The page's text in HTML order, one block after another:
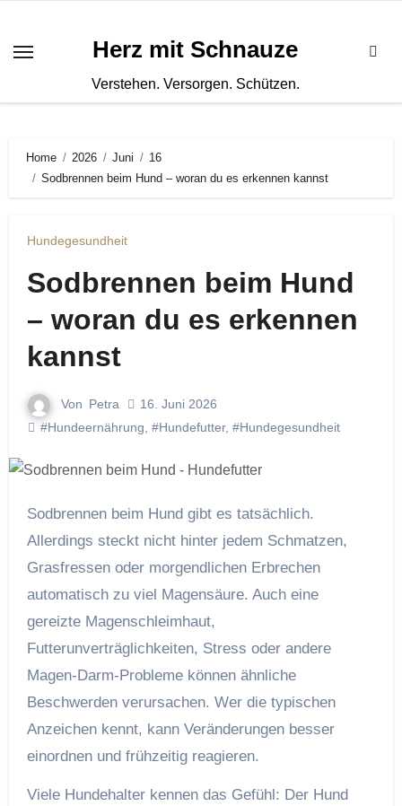
springen
Herz mit Schnauze
Verstehen. Versorgen. Schützen.
Home 2026 Juni
16
Sodbrennen beim Hund – woran du es erkennen kannst
Hundegesundheit
Sodbrennen beim Hund
– woran du es erkennen
kannst
Von Petra
16. Juni 2026
#Hundeernährung #Hundefutter, #Hundegesundheit
Sodbrennen beim Hund gibt es tatsächlich.
Allerdings steckt nicht hinter jedem Schmatzen,
Grasfressen oder morgendlichen Erbrechen
automatisch zu viel Magensäure. Auch eine
gereizte Magenschleimhaut,
Futterunverträglichkeiten, Stress oder andere
Magen-Darm-Probleme können ähnliche
Beschwerden verursachen. Wer die typischen
Anzeichen kennt, kann Veränderungen besser
einordnen und frühzeitig reagieren.
Viele Hundehalter kennen das Gefühl: Der Hund